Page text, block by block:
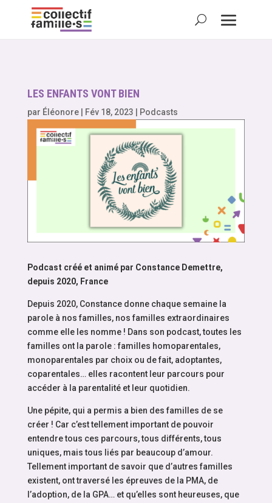
LES ENFANTS VONT BIEN
par Éléonore| Fév 18, 2023 Podcasts
Podcast créé et animé par Constance Demettre,
depuis 2020, France
Depuis 2020, Constance donne chaque semaine la
parole à nos familles, nos familles extraordinaires
comme elle les nomme ! Dans son podcast, toutes les
familles ont la parole : familles homoparentales,
monoparentales par choix ou de fait, adoptantes,
coparentales… elles racontent leur parcours pour
accéder à la parentalité et leur quotidien.
Une pépite, qui a permis a bien des familles de se
créer ! Car c’est tellement important de pouvoir
entendre tous ces parcours, tous différents, tous
uniques, mais tous liés par beaucoup d’amour.
Tellement important de savoir que d’autres familles
existent, ont traversé les épreuves de la PMA, de
l’adoption, de la GPA… et qu’elles sont heureuses, que